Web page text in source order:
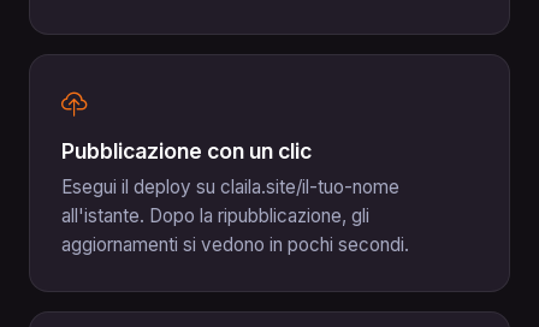
Pubblicazione con un clic
Esegui il deploy su claila.site/il-tuo-nome
all'istante. Dopo la ripubblicazione, gli
aggiornamenti si vedono in pochi secondi.